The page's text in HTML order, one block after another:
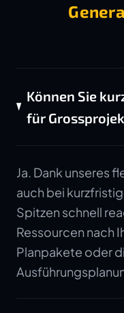
Können Sie
für
Ja. Dank unseres
auch bei
Spitzen schnell
Ressourcen nach
Planpakete oder